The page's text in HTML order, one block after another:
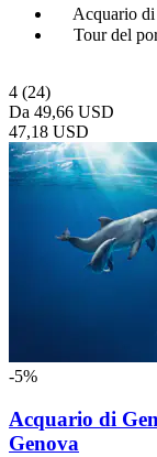
Acquario di
Tour del
4 (24)
Da 49,66 USD
47,18 USD
-5%
Acquario di
Genova